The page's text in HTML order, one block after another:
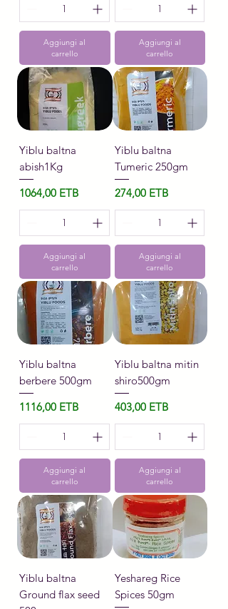
Aggiungi al
carrello
Aggiungi al
carrello
Yiblu baltna
abish1Kg
Prezzo
1064,00 ETB
Aggiungi al
carrello
Yiblu baltna
Tumeric 250gm
Prezzo
274,00 ETB
Aggiungi al
carrello
Yiblu baltna
berbere 500gm
Prezzo
1116,00 ETB
Aggiungi al
carrello
Yiblu baltna mitin
shiro500gm
Prezzo
403,00 ETB
Aggiungi al
carrello
Yiblu baltna
Ground flax seed
Yeshareg Rice
Spices 50gm